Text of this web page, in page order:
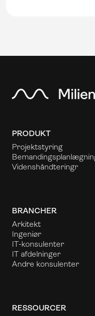
PRODUKT
Projektstyring
Videnshåndteringr
BRANCHER
Arkitekt
Ingeniør
IT-konsulenter
IT afdelninger
Andre konsulenter
RESSOURCER